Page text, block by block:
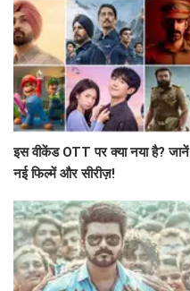
इस वीकेंड OTT पर क्या नया है? जानें
नई फिल्में और सीरीज़!